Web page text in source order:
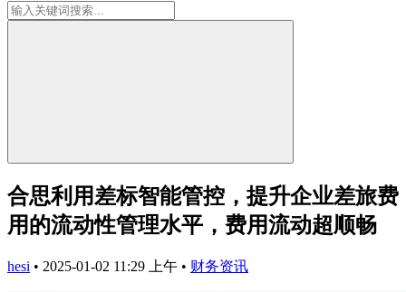
合思利用差标智能管控，提升企业差旅费
用的流动性管理水平，费用流动超顺畅
hesi • 2025-01-02 11:29 上午 • 财务资讯